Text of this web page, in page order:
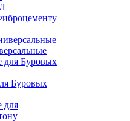
Буровых